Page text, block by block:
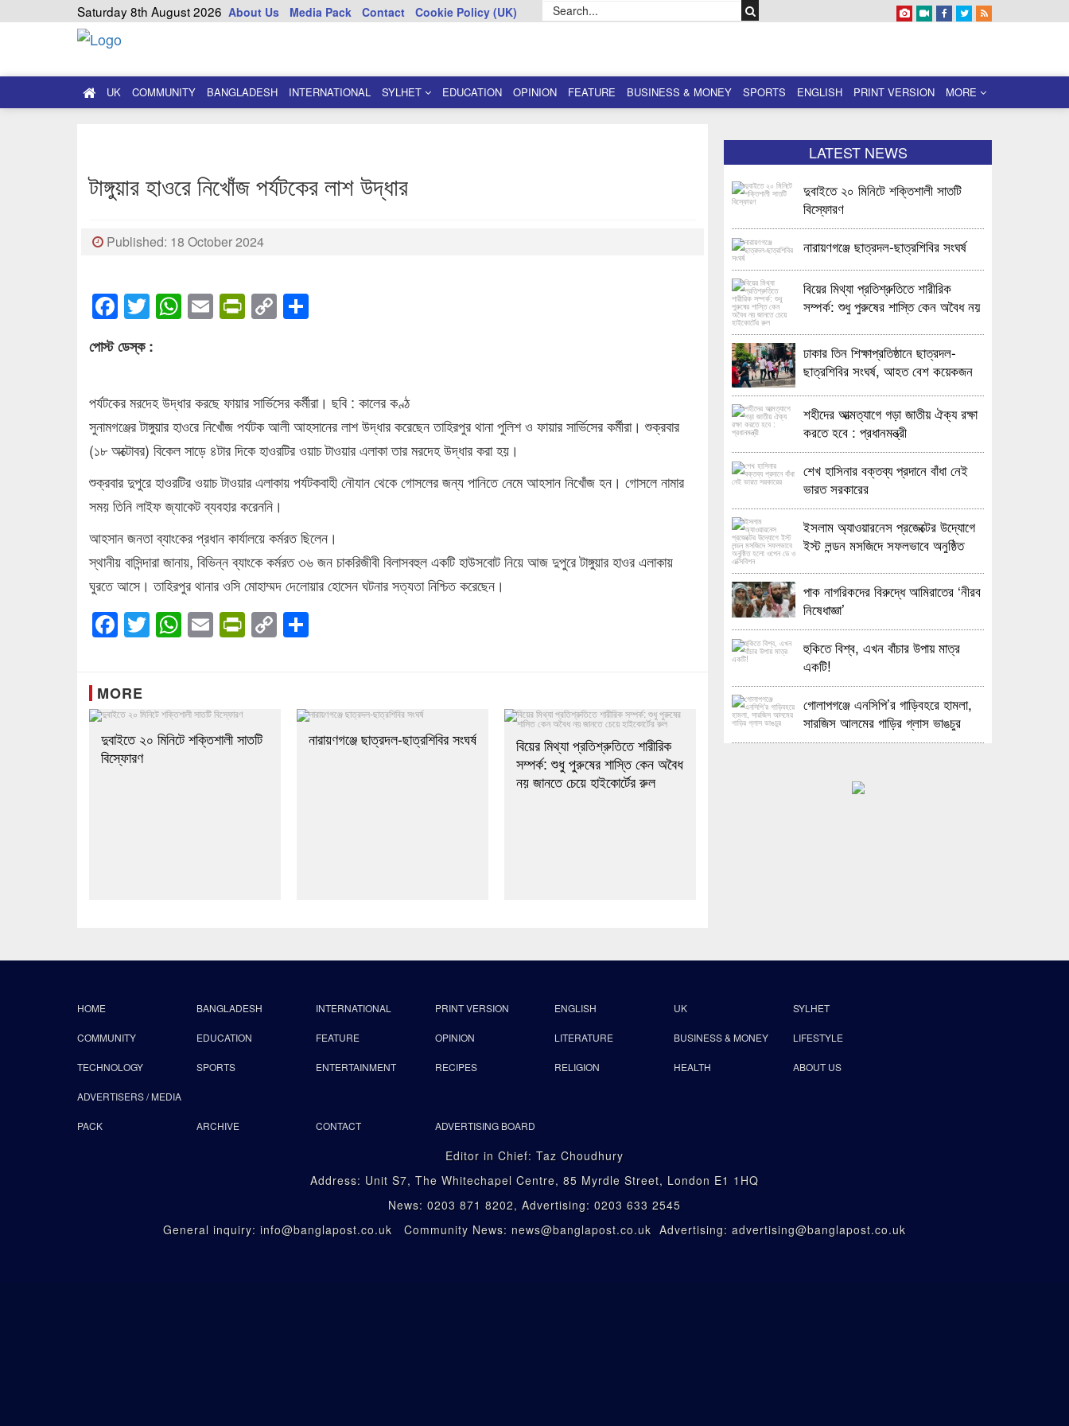
Saturday 8th August 2026 About Us Media Pack Contact Cookie Policy (UK)
UK COMMUNITY BANGLADESH INTERNATIONAL SYLHET EDUCATION OPINION FEATURE BUSINESS & MONEY SPORTS ENGLISH PRINT VERSION MORE
টাঙ্গুয়ার হাওরে নিখোঁজ পর্যটকের লাশ উদ্ধার
Published: 18 October 2024
Facebook
Twitter
WhatsApp
EmailPrintFriendly
Copy
পোস্ট ডেস্ক :
পর্যটকের মরদেহ উদ্ধার করছে ফায়ার সার্ভিসের কর্মীরা। ছবি : কালের কণ্ঠ
সুনামগঞ্জের টাঙ্গুয়ার হাওরে নিখোঁজ পর্যটক আলী আহসানের লাশ উদ্ধার করেছেন তাহিরপুর থানা পুলিশ ও ফায়ার সার্ভিসের কর্মীরা। শুক্রবার
(১৮ অক্টোবর) বিকেল সাড়ে ৪টার দিকে হাওরটির ওয়াচ টাওয়ার এলাকা তার মরদেহ উদ্ধার করা হয়।
শুক্রবার দুপুরে হাওরটির ওয়াচ টাওয়ার এলাকায় পর্যটকবাহী নৌযান থেকে গোসলের জন্য পানিতে নেমে আহসান নিখোঁজ হন। গোসলে নামার
সময় তিনি লাইফ জ্যাকেট ব্যবহার করেননি।
আহসান জনতা ব্যাংকের প্রধান কার্যালয়ে কর্মরত ছিলেন।
স্থানীয় বাসিন্দারা জানায়, বিভিন্ন ব্যাংকে কর্মরত ৩৬ জন চাকরিজীবী বিলাসবহুল একটি হাউসবোট নিয়ে আজ দুপুরে টাঙ্গুয়ার হাওর এলাকায়
ঘুরতে আসে। তাহিরপুর থানার ওসি মোহাম্মদ দেলোয়ার হোসেন ঘটনার সত্যতা নিশ্চিত করেছেন।
Facebook
Twitter
WhatsApp
EmailPrintFriendly
Copy
Link
MORE
দুবাইতে ২০ মিনিটে শক্তিশালী সাতটি
বিস্ফোরণ
নারায়ণগঞ্জে ছাত্রদল-ছাত্রশিবির সংঘর্ষ
বিয়ের মিথ্যা প্রতিশ্রুতিতে শারীরিক
সম্পর্ক: শুধু পুরুষের শাস্তি কেন অবৈধ
নয় জানতে চেয়ে হাইকোর্টের রুল
LATEST NEWS
দুবাইতে ২০ মিনিটে শক্তিশালী সাতটি
বিস্ফোরণ
নারায়ণগঞ্জে ছাত্রদল-ছাত্রশিবির সংঘর্ষ
বিয়ের মিথ্যা প্রতিশ্রুতিতে শারীরিক
সম্পর্ক: শুধু পুরুষের শাস্তি কেন অবৈধ নয়
ঢাকার তিন শিক্ষাপ্রতিষ্ঠানে ছাত্রদল-
ছাত্রশিবির সংঘর্ষ, আহত বেশ কয়েকজন
শহীদের আত্মত্যাগে গড়া জাতীয় ঐক্য রক্ষা
করতে হবে : প্রধানমন্ত্রী
শেখ হাসিনার বক্তব্য প্রদানে বাঁধা নেই
ভারত সরকারের
ইসলাম অ্যাওয়ারনেস প্রজেক্টের উদ্যোগে
ইস্ট লন্ডন মসজিদে সফলভাবে অনুষ্ঠিত
পাক নাগরিকদের বিরুদ্ধে আমিরাতের ‘নীরব
নিষেধাজ্ঞা’
হুকিতে বিশ্ব, এখন বাঁচার উপায় মাত্র
একটি!
গোলাপগঞ্জে এনসিপি’র গাড়িবহরে হামলা,
সারজিস আলমের গাড়ির গ্লাস ভাঙচুর
HOME BANGLADESH INTERNATIONAL PRINT VERSION ENGLISH UK SYLHET
COMMUNITY EDUCATION FEATURE OPINION LITERATURE BUSINESS & MONEY LIFESTYLE
TECHNOLOGY SPORTS ENTERTAINMENT RECIPES RELIGION HEALTH ABOUT US
ADVERTISERS / MEDIA
PACK ARCHIVE CONTACT ADVERTISING BOARD
Editor in Chief: Taz Choudhury
Address: Unit S7, The Whitechapel Centre, 85 Myrdle Street, London E1 1HQ
News: 0203 871 8202, Advertising: 0203 633 2545
General inquiry: info@banglapost.co.uk Community News: news@banglapost.co.uk Advertising: advertising@banglapost.co.uk